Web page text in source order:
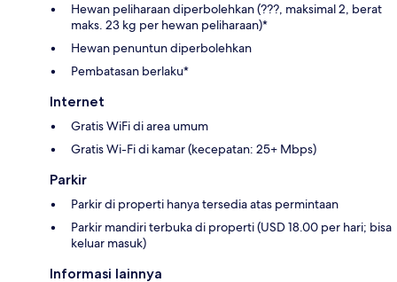
Hewan peliharaan diperbolehkan (???, maksimal 2, berat
maks. 23 kg per hewan peliharaan)*
Hewan penuntun diperbolehkan
Pembatasan berlaku*
Internet
Gratis WiFi di area umum
Gratis Wi-Fi di kamar (kecepatan: 25+ Mbps)
Parkir
Parkir di properti hanya tersedia atas permintaan
Parkir mandiri terbuka di properti (USD 18.00 per hari; bisa
keluar masuk)
Informasi lainnya